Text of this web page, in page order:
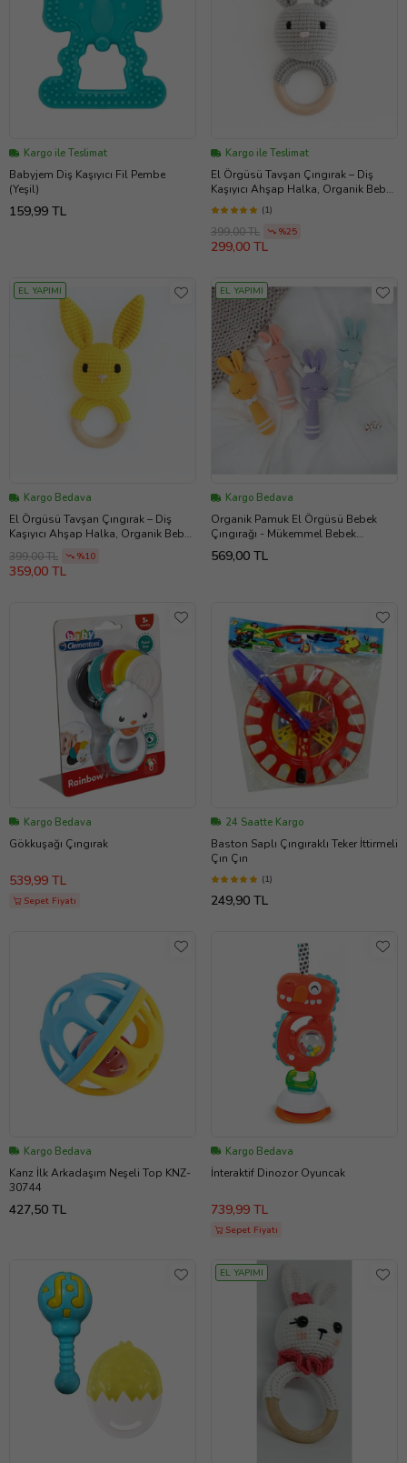
Kargo ile Teslimat
Babyjem Diş Kaşıyıcı Fil Pembe
(Yeşil)
159,99 TL
Kargo ile Teslimat
El Örgüsü Tavşan Çıngırak – Diş
Kaşıyıcı Ahşap Halka, Organik Bebek
Oyuncağı (Tatlı Gri)
(1)
399,00 TL %25
299,00 TL
EL YAPIMI
Kargo Bedava
El Örgüsü Tavşan Çıngırak – Diş
Kaşıyıcı Ahşap Halka, Organik Bebek
399,00 TL %10
359,00 TL
EL YAPIMI
Kargo Bedava
Organik Pamuk El Örgüsü Bebek
Çıngırağı - Mükemmel Bebek
Hediyesi (Lila)
569,00 TL
Kargo Bedava
Gökkuşağı Çıngırak
539,99 TL
Sepet Fiyatı
24 Saatte Kargo
Baston Saplı Çıngıraklı Teker İttirmeli
Çın Çın
(1)
249,90 TL
Kargo Bedava
Kanz İlk Arkadaşım Neşeli Top KNZ-
30744
427,50 TL
Kargo Bedava
İnteraktif Dinozor Oyuncak
739,99 TL
Sepet Fiyatı
EL YAPIMI